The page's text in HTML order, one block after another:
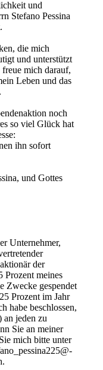
und
Stefano Pessina
die mich
und unterstützt
mich darauf,
Leben und das
noch
so viel Glück hat
ihn sofort
und Gottes
Unternehmer,
der
Prozent meines
Zwecke gespendet
Prozent im Jahr
habe beschlossen,
jeden zu
Sie an meiner
mich bitte unter